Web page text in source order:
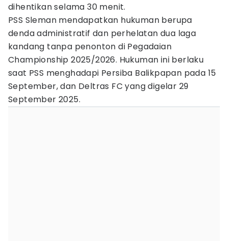
dihentikan selama 30 menit.
PSS Sleman mendapatkan hukuman berupa
denda administratif dan perhelatan dua laga
kandang tanpa penonton di Pegadaian
Championship 2025/2026. Hukuman ini berlaku
saat PSS menghadapi Persiba Balikpapan pada 15
September, dan Deltras FC yang digelar 29
September 2025.